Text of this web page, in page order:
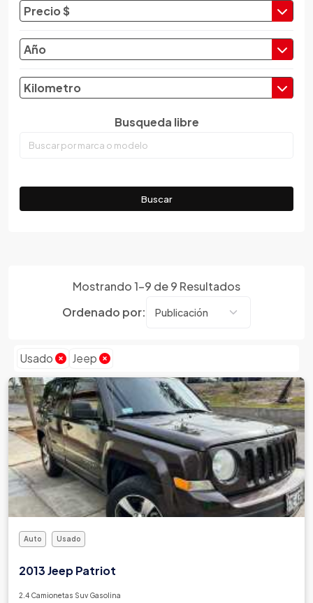
Changfeng
Chery
Chrysler
Dacia
Dodge
Emgrand
Ferrari
Fiat
Ford
Foton
Gac
Geely
Geo
Gonow
Great Wall
Precio $
Año
Kilometro
Busqueda libre
Buscar
Mostrando1-9 de9 Resultados
Ordenado por:
Usado Jeep
Auto Usado
2013 Jeep Patriot
2.4 Camionetas Suv Gasolina